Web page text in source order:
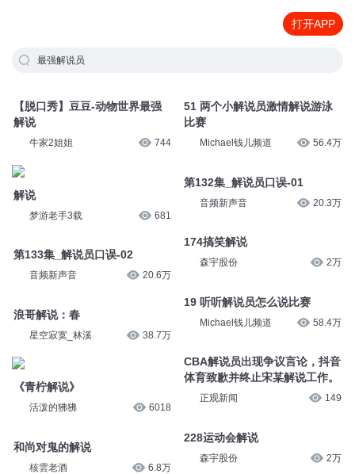
打开APP
最强解说员
【脱口秀】豆豆-动物世界最强
解说
牛家2姐姐 744
解说
梦游老手3载 681
第133集_解说员口误-02
音频新声音 20.6万
浪哥解说：春
星空寂寞_林溪 38.7万
《青柠解说》
活泼的狒狒 6018
和尚对鬼的解说
核雲老酒 6.8万
51 两个小解说员激情解说游泳
比赛
Michael钱儿频道 56.4万
第132集_解说员口误-01
音频新声音 20.3万
174搞笑解说
森宇股份 2万
19 听听解说员怎么说比赛
Michael钱儿频道 58.4万
CBA解说员出现争议言论，抖音
体育致歉并终止宋某解说工作。
正观新闻 149
228运动会解说
森宇股份 2万